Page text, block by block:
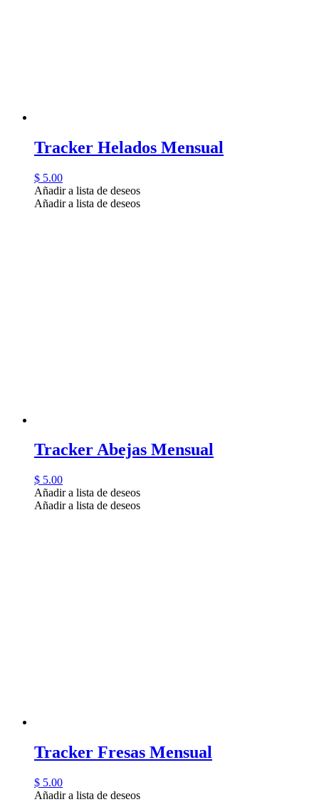
Tracker Helados Mensual
$ 5.00
Añadir a lista de deseos
Añadir a lista de deseos
Tracker Abejas Mensual
$ 5.00
Añadir a lista de deseos
Añadir a lista de deseos
Tracker Fresas Mensual
$ 5.00
Añadir a lista de deseos